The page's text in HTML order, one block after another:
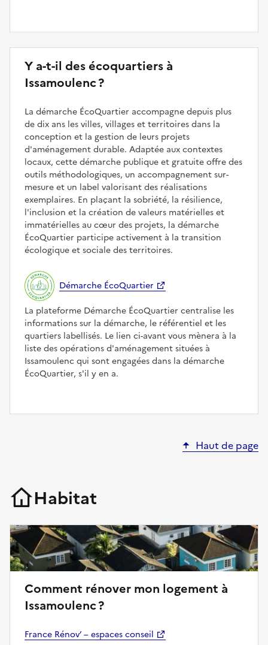
Y a-t-il des écoquartiers à
Issamoulenc ?
La démarche ÉcoQuartier accompagne depuis plus
de dix ans les villes, villages et territoires dans la
conception et la gestion de leurs projets
d'aménagement durable. Adaptée aux contextes
locaux, cette démarche publique et gratuite offre des
outils méthodologiques, un accompagnement sur-
mesure et un label valorisant des réalisations
exemplaires. En plaçant la sobriété, la résilience,
l'inclusion et la création de valeurs matérielles et
immatérielles au cœur des projets, la démarche
ÉcoQuartier participe activement à la transition
écologique et sociale des territoires.
Démarche ÉcoQuartier
La plateforme Démarche ÉcoQuartier centralise les
informations sur la démarche, le référentiel et les
quartiers labellisés. Le lien ci-avant vous mènera à la
liste des opérations d'aménagement situées à
Issamoulenc qui sont engagées dans la démarche
ÉcoQuartier, s'il y en a.
Haut de page
Habitat
Comment rénover mon logement à
Issamoulenc ?
France Rénov’ – espaces conseil